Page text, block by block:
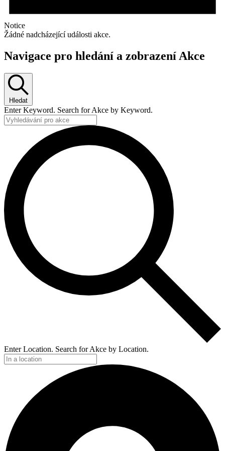
Notice
Žádné nadcházející události akce.
Navigace pro hledání a zobrazení Akce
Hledat
Enter Keyword. Search for Akce by Keyword.
Enter Location. Search for Akce by Location.